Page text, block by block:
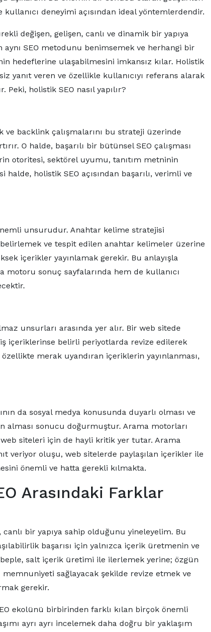
deneyimi açısından ideal yöntemlerdendir.
değişen, gelişen, canlı ve dinamik bir yapıya
aynı SEO metodunu benimsemek ve herhangi bir
hedeflerine ulaşabilmesini imkansız kılar. Holistik
yanıt veren ve özellikle kullanıcıyı referans alarak
Peki, holistik SEO nasıl yapılır?
ve backlink çalışmalarını bu strateji üzerinde
O halde, başarılı bir bütünsel SEO çalışması
otoritesi, sektörel uyumu, tanıtım metninin
holistik SEO açısından başarılı, verimli ve
unsurudur. Anahtar kelime stratejisi
ve tespit edilen anahtar kelimeler üzerine
içerikler yayınlamak gerekir. Bu anlayışla
motoru sonuç sayfalarında hem de kullanıcı
unsurları arasında yer alır. Bir web sitede
içeriklerinse belirli periyotlarda revize edilerek
merak uyandıran içeriklerin yayınlanması,
da sosyal medya konusunda duyarlı olması ve
alması sonucu doğurmuştur. Arama motorları
web siteleri için de hayli kritik yer tutar. Arama
veriyor oluşu, web sitelerde paylaşılan içerikler ile
önemli ve hatta gerekli kılmakta.
Arasındaki Farklar
bir yapıya sahip olduğunu yineleyelim. Bu
başarısı için yalnızca içerik üretmenin ve
salt içerik üretimi ile ilerlemek yerine; özgün
sağlayacak şekilde revize etmek ve
gerekir.
ekolünü birbirinden farklı kılan birçok önemli
ayrı ayrı incelemek daha doğru bir yaklaşım